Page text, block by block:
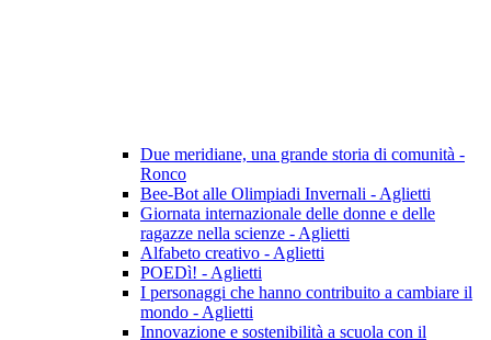
Due meridiane, una grande storia di comunità -
Ronco
Bee-Bot alle Olimpiadi Invernali - Aglietti
Giornata internazionale delle donne e delle
ragazze nella scienze - Aglietti
Alfabeto creativo - Aglietti
POEDì! - Aglietti
I personaggi che hanno contribuito a cambiare il
mondo - Aglietti
Innovazione e sostenibilità a scuola con il